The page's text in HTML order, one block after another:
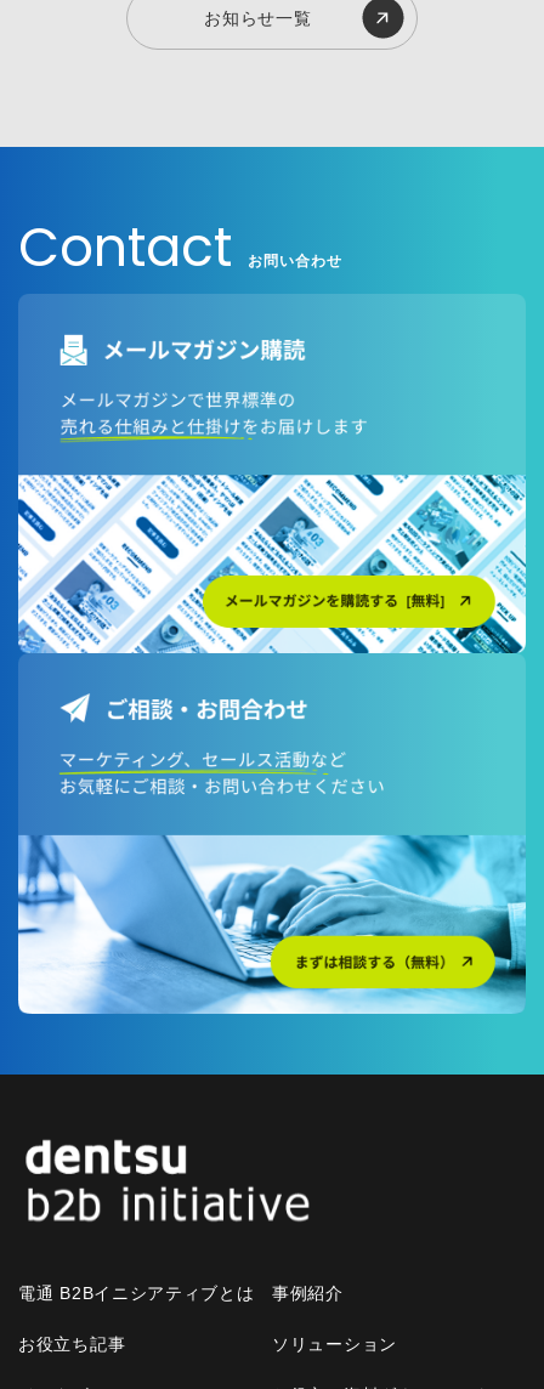
お知らせ一覧
Contact お問い合わせ
電通 B2Bイニシアティブとは
お役立ち記事
事例紹介
ソリューション